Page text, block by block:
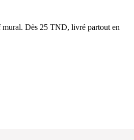
Dès 25 TND, livré partout en